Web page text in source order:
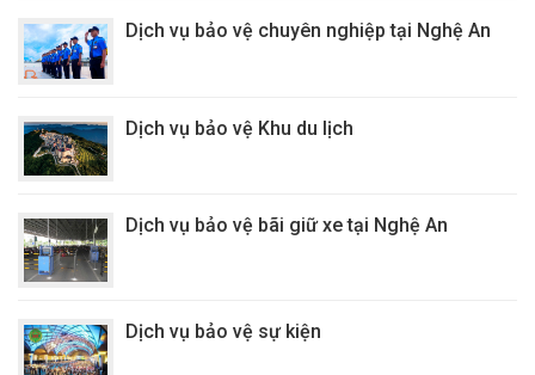
Dịch vụ bảo vệ chuyên nghiệp tại Nghệ An
Dịch vụ bảo vệ Khu du lịch
Dịch vụ bảo vệ bãi giữ xe tại Nghệ An
Dịch vụ bảo vệ sự kiện